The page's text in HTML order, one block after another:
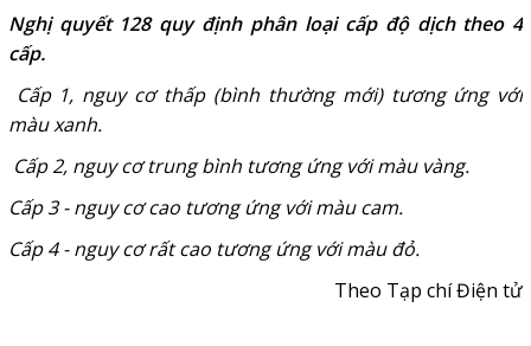
Nghị quyết 128 quy định phân loại cấp độ dịch theo 4
cấp.
Cấp 1, nguy cơ thấp (bình thường mới) tương ứng với
màu xanh.
Cấp 2, nguy cơ trung bình tương ứng với màu vàng.
Cấp 3 - nguy cơ cao tương ứng với màu cam.
Cấp 4 - nguy cơ rất cao tương ứng với màu đỏ.
Theo Tạp chí Điện tử